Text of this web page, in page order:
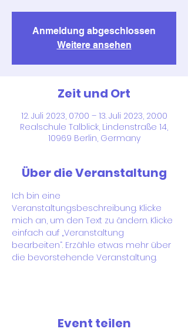
Anmeldung abgeschlossen
Weitere ansehen
Zeit und Ort
12. Juli 2023, 07:00 – 13. Juli 2023, 20:00
Realschule Talblick, Lindenstraße 14,
10969 Berlin, Germany
Über die Veranstaltung
Ich bin eine
Veranstaltungsbeschreibung. Klicke
mich an, um den Text zu ändern. Klicke
einfach auf „Veranstaltung
bearbeiten“. Erzähle etwas mehr über
die bevorstehende Veranstaltung.
Event teilen